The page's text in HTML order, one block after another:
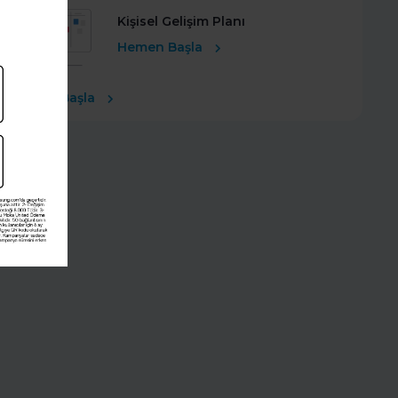
Kişisel Gelişim Planı
Hemen Başla
Ücretsiz Başla